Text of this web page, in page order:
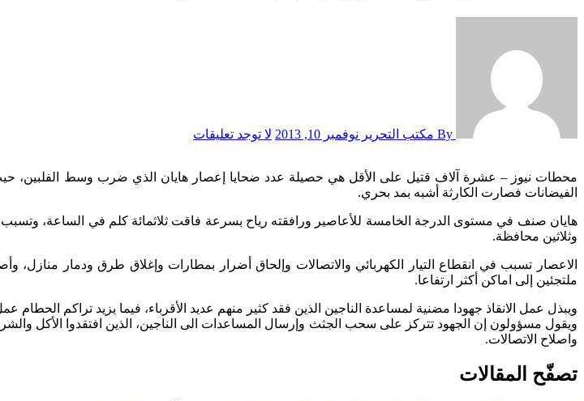
نوفمبر 10, 2013 لا توجد تعليقات
محطات نيوز – عشرة آلاف قتيل على الأقل هي حصيلة عدد ضحايا إعصار هايان الذي ضرب وسط الفلبين، حيث تناثرت جثث الضحايا في شوارع تاكلوبان، التي انشترت فيها رائحة الموت، بعد أن غمرتها مياه
الفيضانات فصارت الكارثة أشبه بمد بحري.
هايان صنف في مستوى الدرجة الخامسة للأعاصير ورافقته رياح بسرعة فاقت ثلاثمائة كلم في الساعة،
وثلاثين محافظة.
الاعصار تسبب في انقطاع التيار الكهربائي والاتصالات وإلحاق أضرار بمطارات وإغلاق طرق ودمار
ملتجئين إلى اماكن أكثر ارتفاعا.
ويبذل عمل الانقاذ جهودا مضنية لمساعدة الناجين الذين فقد كثير منهم عديد الأقرباء، فيما يزيد تراكم الحطام
ويقول مسؤولون إن الجهود تتركز على سحب الجثث وإرسال المساعدات الى الناجين، الذين افتقدوا
واصلاح الاتصالات.
تصفّح المقالات